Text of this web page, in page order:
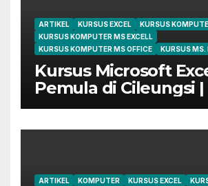
ARTIKEL KURSUS EXCEL
KURSUS
KURSUS KOMPUTER MS EXCELL
KURSUS KOMPUTER MS OFFICE
KURSUS MS.
Kursus Microsoft
Pemula di Cileungsi
dari Dasar Sampai
ARTIKEL KOMPUTER KURSUS EXCEL